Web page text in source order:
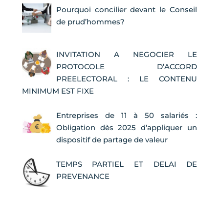
Pourquoi concilier devant le Conseil
de prud’hommes?
INVITATION A NEGOCIER LE
PROTOCOLE D’ACCORD
PREELECTORAL : LE CONTENU
MINIMUM EST FIXE
Entreprises de 11 à 50 salariés :
Obligation dès 2025 d’appliquer un
dispositif de partage de valeur
TEMPS PARTIEL ET DELAI DE
PREVENANCE